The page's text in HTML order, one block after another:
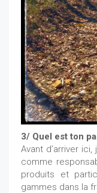
3/ Quel est ton
Avant d’arriver
comme
produits et
gammes dans la